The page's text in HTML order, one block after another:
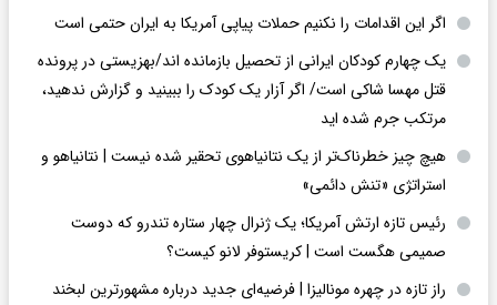
اگر این اقدامات را نکنیم حملات پیاپی آمریکا به ایران حتمی است
یک چهارم کودکان ایرانی از تحصیل بازمانده اند/بهزیستی در پرونده
قتل مهسا شاکی است/ اگر آزار یک کودک را ببینید و گزارش ندهید،
مرتکب جرم شده اید
هیچ چیز خطرناک‌تر از یک نتانیاهوی تحقیر شده نیست | نتانیاهو و
استراتژی «تنش دائمی»
رئیس تازه ارتش آمریکا؛ یک ژنرال چهار ستاره تندرو که دوست
صمیمی هگست است | کریستوفر لانو کیست؟
راز تازه در چهره مونالیزا | فرضیه‌ای جدید درباره مشهورترین لبخند